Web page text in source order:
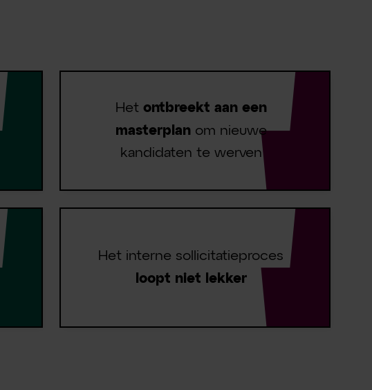
Het ontbreekt aan een
masterplanom nieuwe
kandidaten te werven
Het interne sollicitatieproces
loopt niet lekker